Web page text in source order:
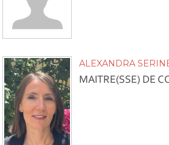
ALEXANDRA
MAITRE(SSE) DE